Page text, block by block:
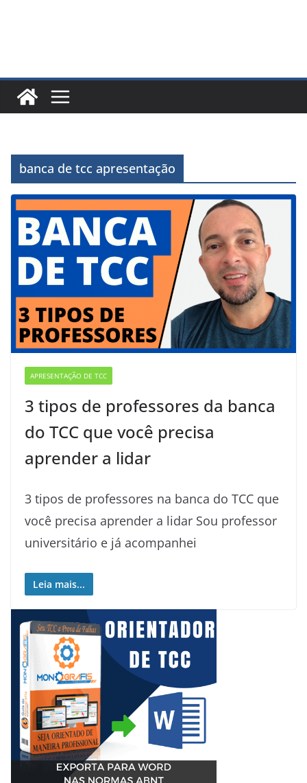
banca de tcc apresentação
APRESENTAÇÃO DE TCC
3 tipos de professores da banca
do TCC que você precisa
aprender a lidar
3 tipos de professores na banca do TCC que
você precisa aprender a lidar Sou professor
universitário e já acompanhei
Leia mais...